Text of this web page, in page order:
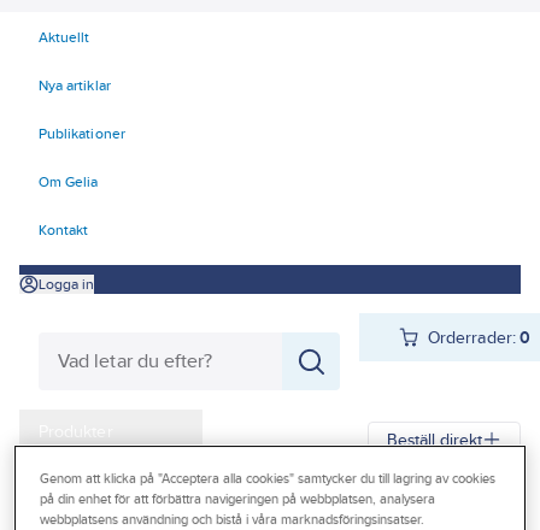
Aktuellt
Nya artiklar
Publikationer
Om Gelia
Kontakt
Logga in
Orderrader:0
Produkter
Kampanjer
Outlet
Beställ direkt
Gelia Produkter Kyl Värmepumpar
Reservdelar
Genom att klicka på "Acceptera alla cookies" samtycker du till lagring av cookies
på din enhet för att förbättra navigeringen på webbplatsen, analysera
webbplatsens användning och bistå i våra marknadsföringsinsatser.